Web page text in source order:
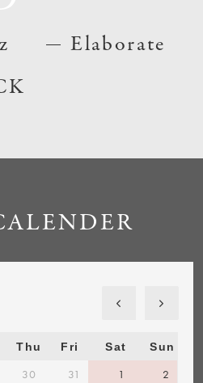
Elaborate
Thu Fri Sat Sun
30 31 1 2